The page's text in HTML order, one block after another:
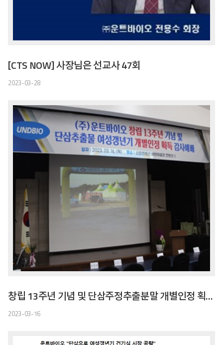
[CTS NOW] 사장님은 선교사 47회
2023-03-28
창립 13주년 기념 및 단삼주정추출분말 개별인정 획득 감사예배
2023-03-16